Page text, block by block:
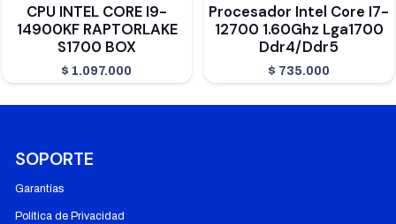
CPU INTEL CORE I9-
14900KF RAPTORLAKE
S1700 BOX
$ 1.097.000
Procesador Intel Core I7-
12700 1.60Ghz Lga1700
Ddr4/Ddr5
$ 735.000
SOPORTE
Garantías
Política de Privacidad